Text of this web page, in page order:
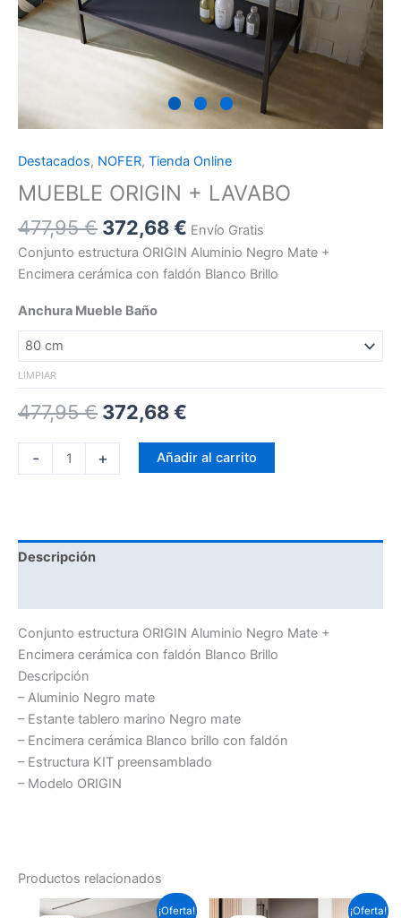
Destacados, NOFER, Tienda Online
MUEBLE ORIGIN + LAVABO
477,95€ 372,68€ Envío Gratis
Conjunto estructura ORIGIN Aluminio Negro Mate +
Encimera cerámica con faldón Blanco Brillo
Anchura Mueble Baño
LIMPIAR
477,95€ 372,68€
- + Añadir al carrito
Descripción
Conjunto estructura ORIGIN Aluminio Negro Mate +
Encimera cerámica con faldón Blanco Brillo
Descripción
– Aluminio Negro mate
– Estante tablero marino Negro mate
– Encimera cerámica Blanco brillo con faldón
– Estructura KIT preensamblado
– Modelo ORIGIN
Productos relacionados
¡Oferta!
Este
¡Oferta!
Este